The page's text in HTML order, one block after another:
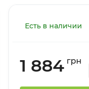
Есть в наличии
1 884 грн